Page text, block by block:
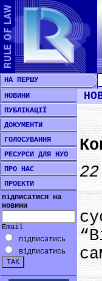
НА ПЕРШУ
НОВИНИ
ПУБЛІКАЦІЇ
ДОКУМЕНТИ
ГОЛОСУВАННЯ
РЕСУРСИ ДЛЯ НУО
ПРО НАС
ПРОЕКТИ
підписатися на
новини
Email
підписатись
відписатись